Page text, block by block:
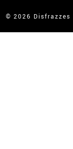
© 2026 Disfrazzes